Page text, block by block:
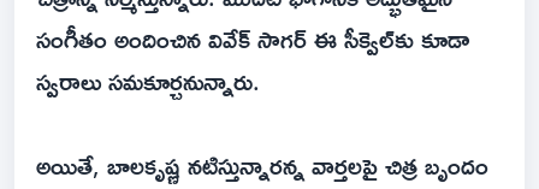
సంగీతం అందించిన వివేక్ సాగర్ ఈ సీక్వెల్‌కు కూడా
స్వరాలు సమకూర్చనున్నారు.
అయితే, బాలకృష్ణ నటిస్తున్నారన్న వార్తలపై చిత్ర బృందం